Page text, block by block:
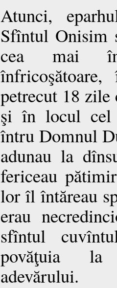
Atunci,
Sfîntul Onisim
cea mai
petrecut 18
şi în locul cel
întru Domnul
adunau la
fericeau
lor îl întăreau
erau
sfîntul
povăţuia la
adevărului.